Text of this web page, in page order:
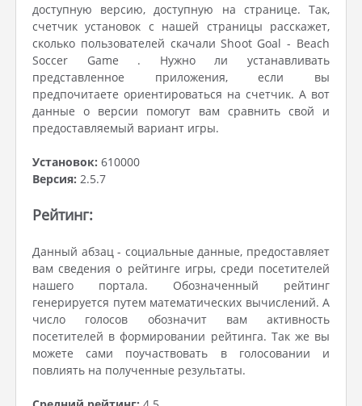
доступную версию, доступную на странице. Так,
счетчик установок с нашей страницы расскажет,
сколько пользователей скачали Shoot Goal - Beach
Soccer Game . Нужно ли устанавливать
представленное приложения, если вы
предпочитаете ориентироваться на счетчик. А вот
данные о версии помогут вам сравнить свой и
предоставляемый вариант игры.
Установок: 610000
Версия: 2.5.7
Рейтинг:
Данный абзац - социальные данные, предоставляет
вам сведения о рейтинге игры, среди посетителей
нашего портала. Обозначенный рейтинг
генерируется путем математических вычислений. А
число голосов обозначит вам активность
посетителей в формировании рейтинга. Так же вы
можете сами поучаствовать в голосовании и
повлиять на полученные результаты.